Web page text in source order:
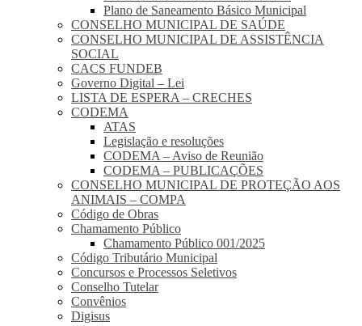
Plano de Saneamento Básico Municipal
CONSELHO MUNICIPAL DE SAÚDE
CONSELHO MUNICIPAL DE ASSISTÊNCIA
SOCIAL
CACS FUNDEB
Governo Digital – Lei
LISTA DE ESPERA – CRECHES
CODEMA
ATAS
Legislação e resoluções
CODEMA – Aviso de Reunião
CODEMA – PUBLICAÇÕES
CONSELHO MUNICIPAL DE PROTEÇÃO AOS
ANIMAIS – COMPA
Código de Obras
Chamamento Público
Chamamento Público 001/2025
Código Tributário Municipal
Concursos e Processos Seletivos
Conselho Tutelar
Convênios
Digisus